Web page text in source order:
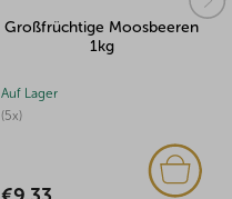
Großfrüchtige Moosbeeren
1kg
(5x)
Auf Lager